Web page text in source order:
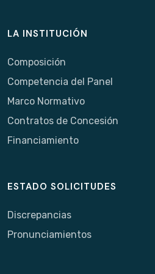
LA INSTITUCIÓN
Composición
Competencia del Panel
Marco Normativo
Contratos de Concesión
Financiamiento
ESTADO SOLICITUDES
Discrepancias
Pronunciamientos